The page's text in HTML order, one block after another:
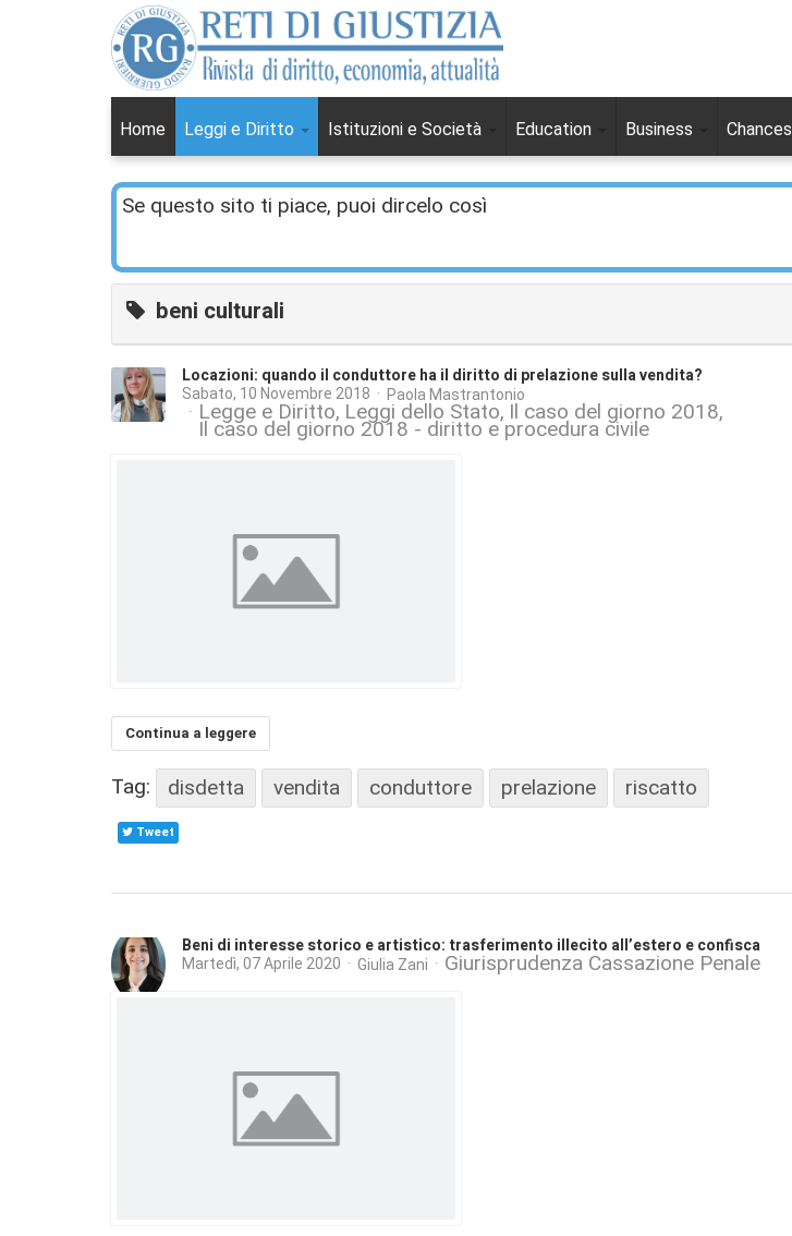
Home Leggi e Diritto Istituzioni e Società Education Business Chances
Se questo sito ti piace, puoi dircelo così
beni culturali
Locazioni: quando il conduttore ha il diritto di prelazione sulla vendita?
Sabato, 10 Novembre 2018 Paola Mastrantonio
Legge e Diritto Leggi dello Stato Il caso del giorno 2018
Il caso del giorno 2018 - diritto e procedura civile
Continua a leggere
Tag: disdetta vendita conduttore prelazione riscatto
Tweet
Beni di interesse storico e artistico: trasferimento illecito all’estero e confisca
Martedì, 07 Aprile 2020 Giulia Zani Giurisprudenza Cassazione Penale